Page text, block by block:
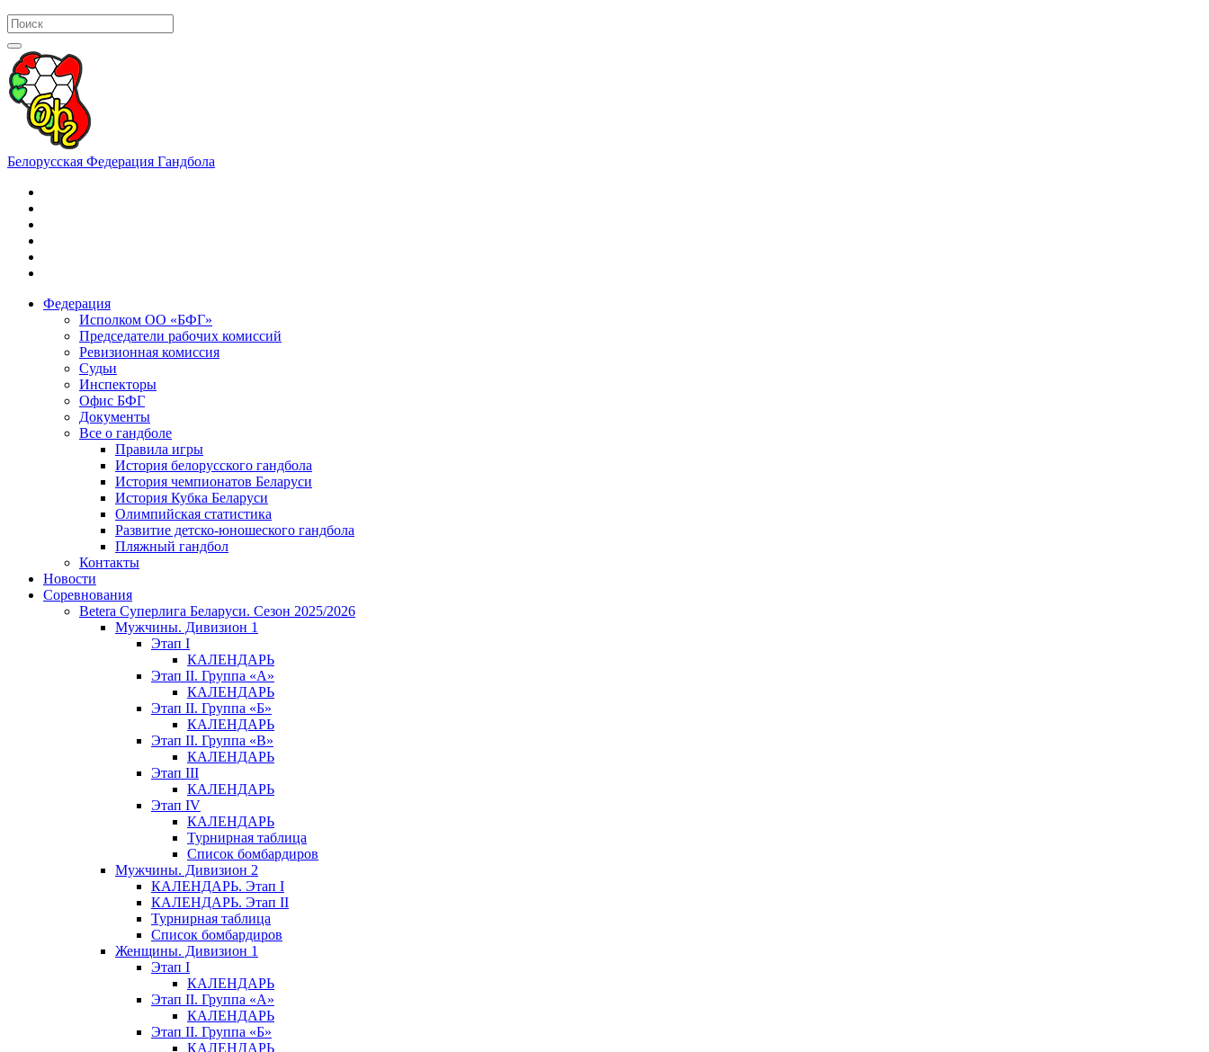
Белорусская Федерация Гандбола
Федерация
Исполком ОО «БФГ»
Председатели рабочих комиссий
Ревизионная комиссия
Судьи
Инспекторы
Офис БФГ
Документы
Все о гандболе
Правила игры
История белорусского гандбола
История чемпионатов Беларуси
История Кубка Беларуси
Олимпийская статистика
Развитие детско-юношеского гандбола
Пляжный гандбол
Контакты
Новости
Соревнования
Betera Суперлига Беларуси. Сезон 2025/2026
Мужчины. Дивизион 1
Этап I
КАЛЕНДАРЬ
Этап II. Группа «А»
КАЛЕНДАРЬ
Этап II. Группа «Б»
КАЛЕНДАРЬ
Этап II. Группа «В»
КАЛЕНДАРЬ
Этап III
КАЛЕНДАРЬ
Этап IV
КАЛЕНДАРЬ
Турнирная таблица
Список бомбардиров
Мужчины. Дивизион 2
КАЛЕНДАРЬ. Этап I
КАЛЕНДАРЬ. Этап II
Турнирная таблица
Список бомбардиров
Женщины. Дивизион 1
Этап I
КАЛЕНДАРЬ
Этап II. Группа «А»
КАЛЕНДАРЬ
Этап II. Группа «Б»
КАЛЕНДАРЬ